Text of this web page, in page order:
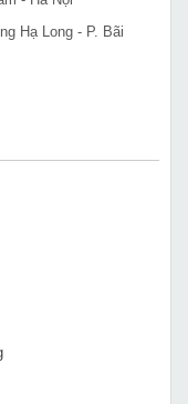
Hạ Long - P. Bãi